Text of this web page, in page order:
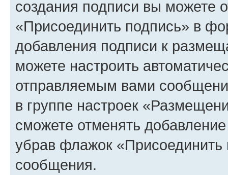
создания подписи вы можете
«Присоединить подпись» в
добавления подписи к
можете настроить
отправляемым вами
в группе настроек
сможете отменять
убрав флажок
сообщения.